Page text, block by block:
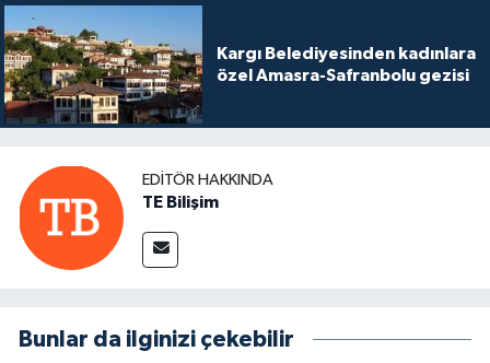
Kargı Belediyesinden kadınlara
özel Amasra-Safranbolu gezisi
EDITÖR HAKKINDA
TE Bilişim
Bunlar da ilginizi çekebilir